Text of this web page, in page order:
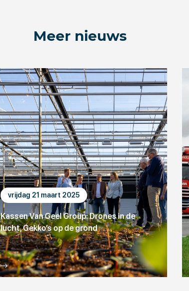
Meer nieuws
vrijdag 21 maart 2025
Kassen Van Geel Group: Drones in de
lucht, Gekko’s op de grond